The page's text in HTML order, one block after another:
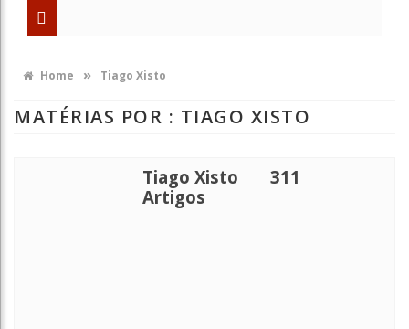
Home » Tiago Xisto
MATÉRIAS POR : TIAGO XISTO
Tiago Xisto
311
Artigos